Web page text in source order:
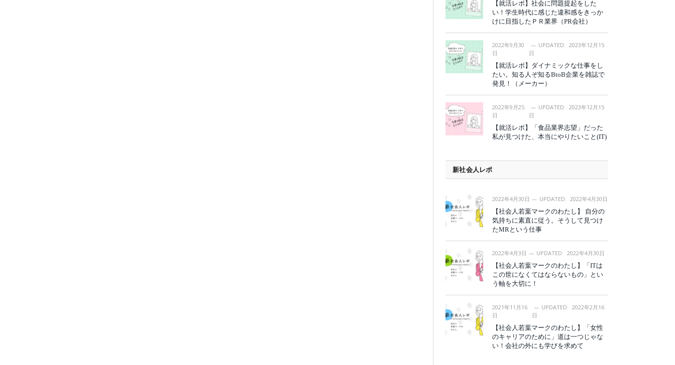
【就活レポ】社会に問題提起をした
い！学生時代に感じた違和感をきっか
けに目指したＰＲ業界（PR会社）
2022年9月30
日
UPDATED: 2023年12月15
日
【就活レポ】ダイナミックな仕事をし
たい。知る人ぞ知るBtoB企業を雑誌で
発見！（メーカー）
2022年9月25
日
UPDATED: 2023年12月15
日
【就活レポ】「食品業界志望」だった
私が見つけた、本当にやりたいこと(IT)
新社会人レポ
2022年4月30日 UPDATED: 2022年4月30日
【社会人若葉マークのわたし】 自分の
気持ちに素直に従う。そうして見つけ
たMRという仕事
2022年4月3日 UPDATED: 2022年4月30日
【社会人若葉マークのわたし】「ITは
この世になくてはならないもの」とい
う軸を大切に！
2021年11月16
日
UPDATED: 2022年2月16
日
【社会人若葉マークのわたし】「女性
のキャリアのために」道は一つじゃな
い！会社の外にも学びを求めて